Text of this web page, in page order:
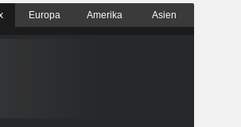
Europa Amerika Asien